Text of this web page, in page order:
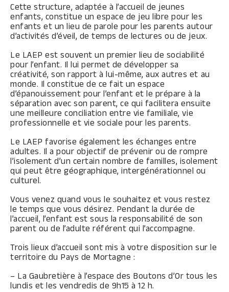
Cette structure, adaptée à l’accueil de jeunes
enfants, constitue un espace de jeu libre pour les
enfants et un lieu de parole pour les parents autour
d’activités d’éveil, de temps de lectures ou de jeux.
Le LAEP est souvent un premier lieu de sociabilité
pour l’enfant. Il lui permet de développer sa
créativité, son rapport à lui-même, aux autres et au
monde. Il constitue de ce fait un espace
d’épanouissement pour l’enfant et le prépare à la
séparation avec son parent, ce qui facilitera ensuite
une meilleure conciliation entre vie familiale, vie
professionnelle et vie sociale pour les parents.
Le LAEP favorise également les échanges entre
adultes. Il a pour objectif de prévenir ou de rompre
l’isolement d’un certain nombre de familles, isolement
qui peut être géographique, intergénérationnel ou
culturel.
Vous venez quand vous le souhaitez et vous restez
le temps que vous désirez. Pendant la durée de
l’accueil, l’enfant est sous la responsabilité de son
parent ou de l’adulte référent qui l’accompagne.
Trois lieux d’accueil sont mis à votre disposition sur le
territoire du Pays de Mortagne :
– La Gaubretière à l’espace des Boutons d’Or tous les
lundis et les vendredis de 9h15 à 12 h.